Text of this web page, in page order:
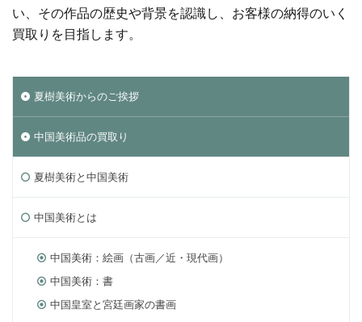
い、その作品の歴史や背景を認識し、お客様の納得のいく
買取りを目指します。
夏樹美術からのご挨拶
中国美術品の買取り
夏樹美術と中国美術
中国美術とは
中国美術：絵画（古画／近・現代画）
中国美術：書
中国皇室と宮廷画家の書画